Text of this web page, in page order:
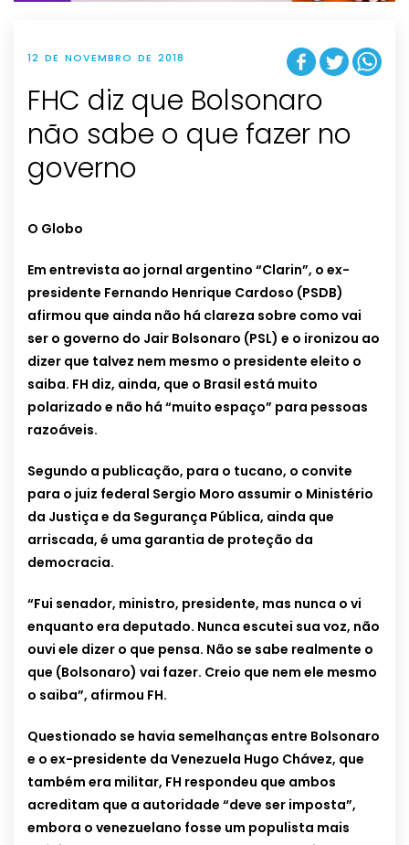
12 DE NOVEMBRO DE 2018
FHC diz que Bolsonaro
não sabe o que fazer no
governo
O Globo
Em entrevista ao jornal argentino “Clarin”, o ex-
presidente Fernando Henrique Cardoso (PSDB)
afirmou que ainda não há clareza sobre como vai
ser o governo do Jair Bolsonaro (PSL) e o ironizou ao
dizer que talvez nem mesmo o presidente eleito o
saiba. FH diz, ainda, que o Brasil está muito
polarizado e não há “muito espaço” para pessoas
razoáveis.
Segundo a publicação, para o tucano, o convite
para o juiz federal Sergio Moro assumir o Ministério
da Justiça e da Segurança Pública, ainda que
arriscada, é uma garantia de proteção da
democracia.
“Fui senador, ministro, presidente, mas nunca o vi
enquanto era deputado. Nunca escutei sua voz, não
ouvi ele dizer o que pensa. Não se sabe realmente o
que (Bolsonaro) vai fazer. Creio que nem ele mesmo
o saiba”, afirmou FH.
Questionado se havia semelhanças entre Bolsonaro
e o ex-presidente da Venezuela Hugo Chávez, que
também era militar, FH respondeu que ambos
acreditam que a autoridade “deve ser imposta”,
embora o venezuelano fosse um populista mais